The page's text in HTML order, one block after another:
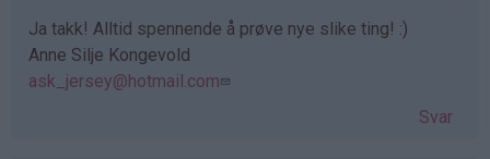
Ja takk! Alltid spennende å prøve nye slike ting! :)
Anne Silje Kongevold
ask_jersey@hotmail.com
Svar